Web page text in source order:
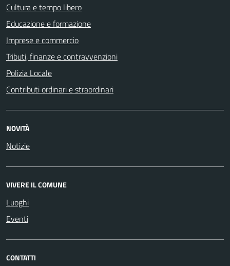
Cultura e tempo libero
Educazione e formazione
Imprese e commercio
Tributi, finanze e contravvenzioni
Polizia Locale
Contributi ordinari e straordinari
NOVITÀ
Notizie
VIVERE IL COMUNE
Luoghi
Eventi
CONTATTI